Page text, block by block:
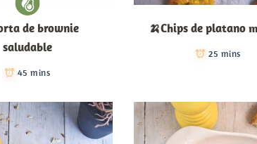
de brownie
saludable
45 mins
🍌Chips de platano
25 mins